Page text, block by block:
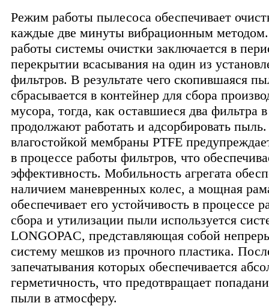
Режим работы пылесоса обеспечивает
каждые две минуты вибрационным
работы системы очистки заключается в
перекрытии всасывания на один из
фильтров. В результате чего скопившаяся
сбрасывается в контейнер для сбора
мусора, тогда, как оставшиеся два фильтра
продолжают работать и адсорбировать
влагостойкой мембраны PTFE
в процессе работы фильтров, что
эффективность. Мобильность агрегата
наличием маневренных колес, а мощная
обеспечивает его устойчивость в процессе
сбора и утилизации пыли используется
LONGOPAC, представляющая собой
систему мешков из прочного пластика.
запечатывания которых обеспечивается
герметичность, что предотвращает
пыли в атмосферу.